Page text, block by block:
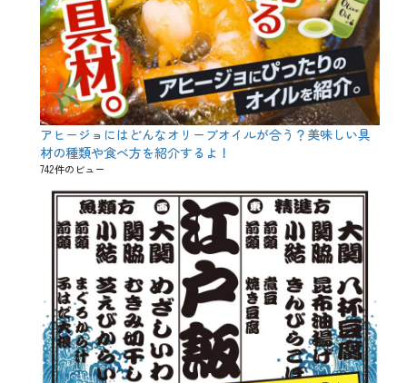
アヒージョにはどんなオリーブオイルが合う？美味しい具
材の種類や食べ方を紹介するよ！
742件のビュー